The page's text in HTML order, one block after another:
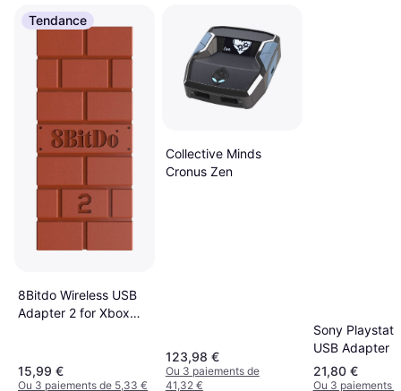
Tendance
8Bitdo Wireless USB
Adapter 2 for Xbox
15,99 €
Ou 3 paiements de 5,33 €
Collective Minds
Cronus Zen
123,98 €
Ou 3 paiements de
41,32 €
Sony
USB Adapter
21,80 €
Ou 3 paiements